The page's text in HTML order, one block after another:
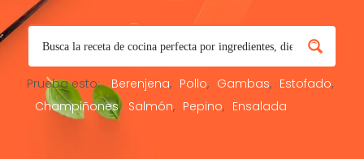
Prueba esto: Berenjena Pollo Gambas
Estofado
Champiñones
Salmón Pepino Ensalada